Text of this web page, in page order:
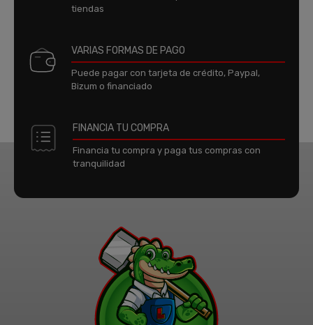
tiendas
VARIAS FORMAS DE PAGO
Puede pagar con tarjeta de crédito, Paypal,
Bizum o financiado
FINANCIA TU COMPRA
Financia tu compra y paga tus compras con
tranquilidad